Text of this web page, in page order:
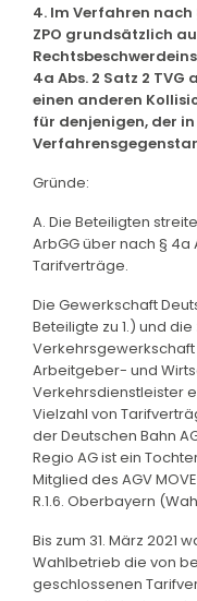
4. Im Verfahren nach
ZPO grundsätzlich
4a Abs. 2 Satz 2
einen anderen
für denjenigen, der
Gründe:
A. Die Beteiligten
ArbGG über nach § 4a
Tarifverträge.
Die Gewerkschaft
Beteiligte zu 1.) und
Arbeitgeber- und
Verkehrsdienstleister
Vielzahl von
der Deutschen Bahn
Regio AG ist ein
Mitglied des AGV
R.1.6. Oberbayern
Bis zum 31. März 2021
Wahlbetrieb die von
geschlossenen